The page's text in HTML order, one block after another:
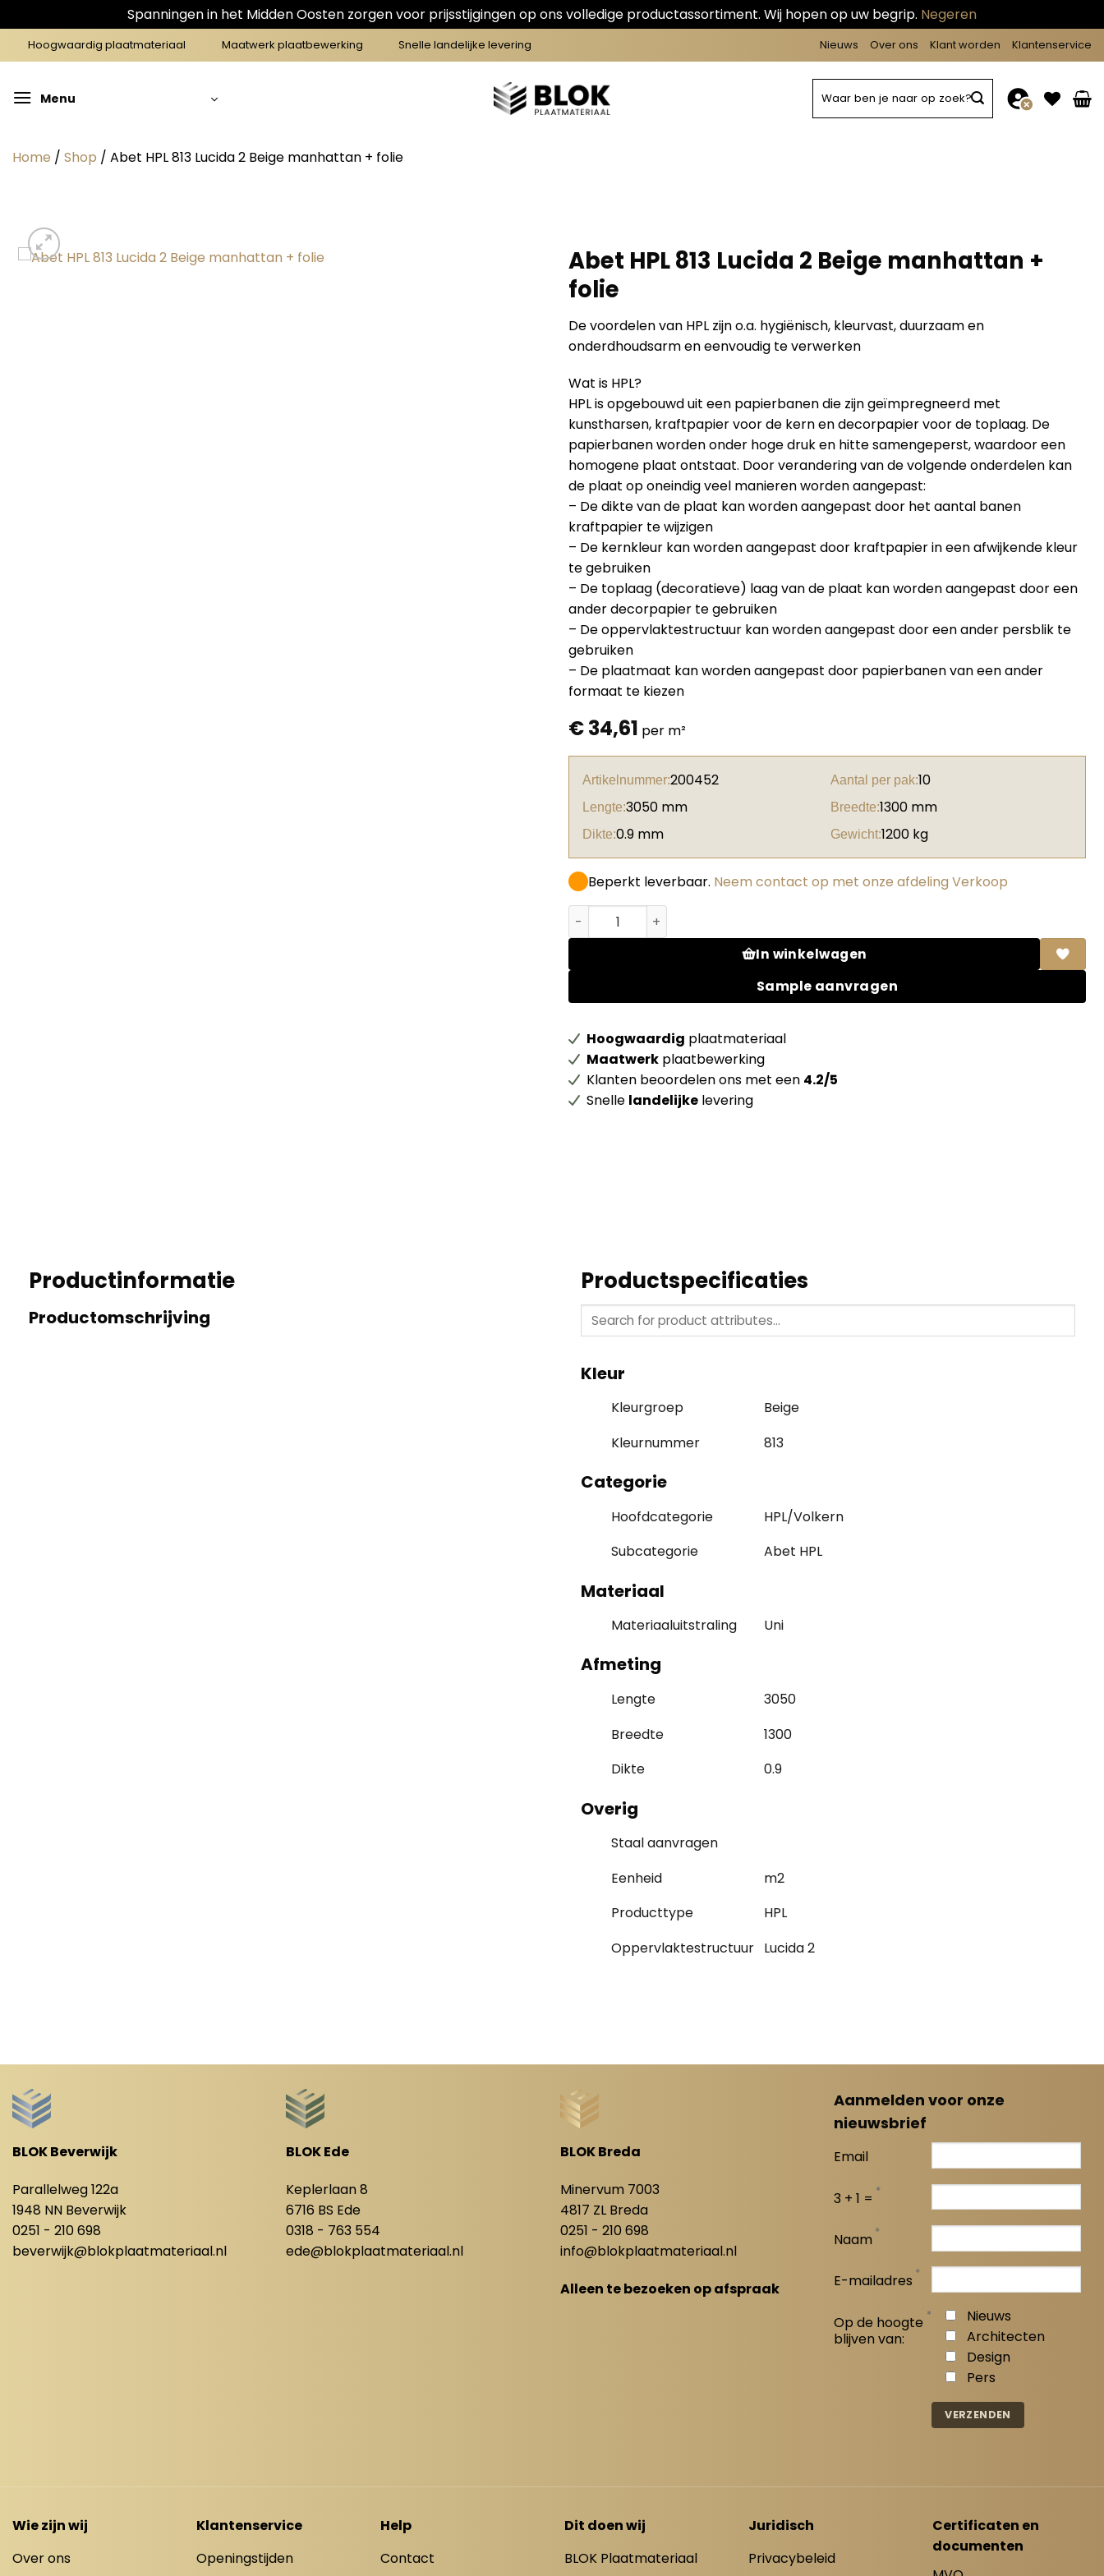
Spanningen in het Midden Oosten zorgen voor prijsstijgingen op ons volledige productassortiment. Wij hopen op uw begrip. Negeren
naar
Hoogwaardig plaatmateriaal Maatwerk plaatbewerking Snelle landelijke levering Nieuws Over ons Klant worden Klantenservice
Menu
naar:
Home / Shop / Abet HPL 813 Lucida 2 Beige manhattan + folie
Abet HPL 813 Lucida 2 Beige manhattan +
folie
De voordelen van HPL zijn o.a. hygiënisch, kleurvast, duurzaam en
onderdhoudsarm en eenvoudig te verwerken
Wat is HPL?
HPL is opgebouwd uit een papierbanen die zijn geïmpregneerd met
kunstharsen, kraftpapier voor de kern en decorpapier voor de toplaag. De
papierbanen worden onder hoge druk en hitte samengeperst, waardoor een
homogene plaat ontstaat. Door verandering van de volgende onderdelen kan
de plaat op oneindig veel manieren worden aangepast:
– De dikte van de plaat kan worden aangepast door het aantal banen
kraftpapier te wijzigen
– De kernkleur kan worden aangepast door kraftpapier in een afwijkende kleur
te gebruiken
– De toplaag (decoratieve) laag van de plaat kan worden aangepast door een
ander decorpapier te gebruiken
– De oppervlaktestructuur kan worden aangepast door een ander persblik te
gebruiken
– De plaatmaat kan worden aangepast door papierbanen van een ander
formaat te kiezen
€34,61 per m²
Artikelnummer:200452 Aantal per pak:10
Lengte:3050 mm Breedte:1300 mm
Dikte:0.9 mm Gewicht:1200 kg
Beperkt leverbaar. Neem contact op met onze afdeling Verkoop
Abet HPL 813 Lucida 2 Beige manhattan + folie aantal
In winkelwagen
Sample aanvragen
Hoogwaardig plaatmateriaal
Maatwerk plaatbewerking
Klanten beoordelen ons met een 4.2/5
Snelle landelijke levering
Productinformatie
Productomschrijving
Productspecificaties
Kleur
Kleurgroep
Beige
Kleurnummer
813
Categorie
Hoofdcategorie
HPL/Volkern
Subcategorie
Abet HPL
Materiaal
Materiaaluitstraling Uni
Afmeting
Lengte
3050
Breedte
1300
Dikte
0.9
Overig
Staal aanvragen
Eenheid
m2
Producttype
HPL
Oppervlaktestructuur Lucida 2
BLOK Beverwijk
Parallelweg 122a
1948 NN Beverwijk
0251 - 210 698
beverwijk@blokplaatmateriaal.nl
BLOK Ede
Keplerlaan 8
6716 BS Ede
0318 - 763 554
ede@blokplaatmateriaal.nl
BLOK Breda
Minervum 7003
4817 ZL Breda
0251 - 210 698
info@blokplaatmateriaal.nl
Alleen te bezoeken op afspraak
Aanmelden voor onze
nieuwsbrief
Email
3 + 1 = *
Naam *
E-mailadres *
Op de hoogte
blijven van:
*
Nieuws
Architecten
Design
Pers
Wie zijn wij
Over ons
Klantenservice
Openingstijden
Help
Contact
Dit doen wij
BLOK Plaatmateriaal
Juridisch
Privacybeleid
Certificaten en
documenten